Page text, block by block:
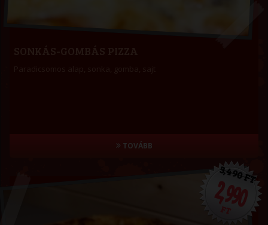
TOVÁBB
3,490 FT
2,990
FT